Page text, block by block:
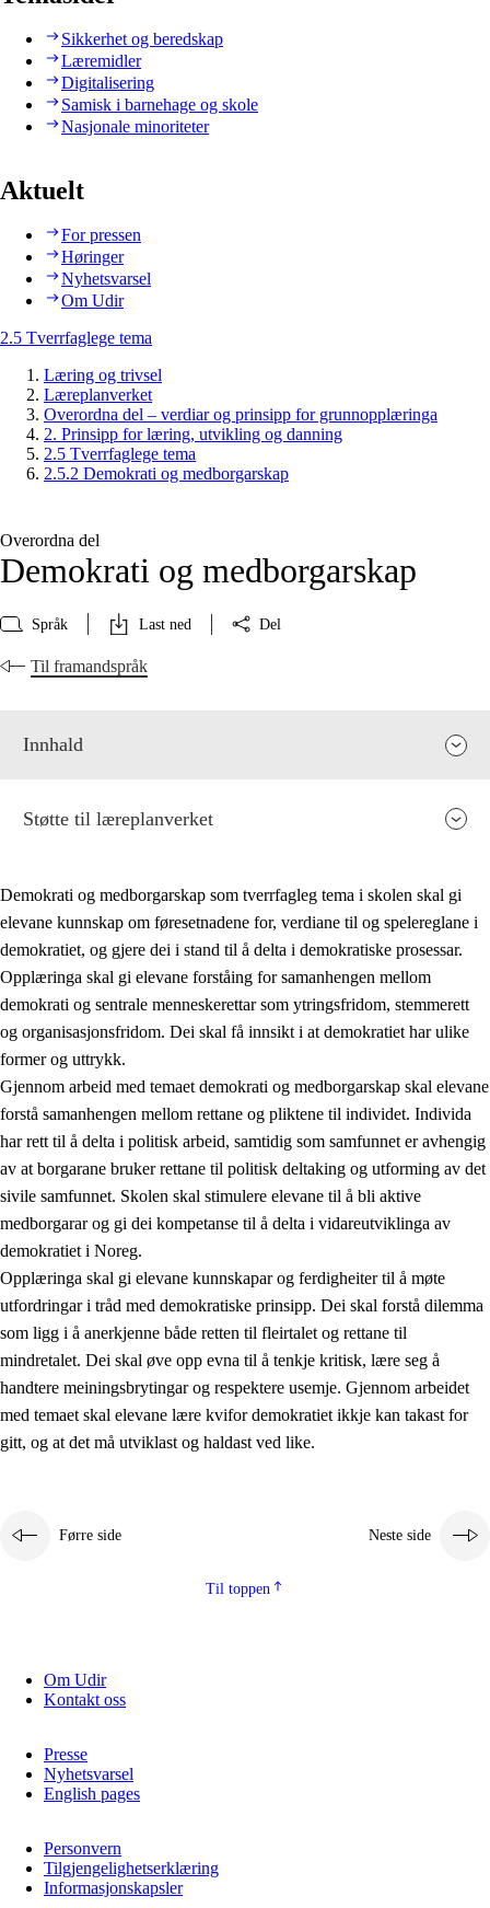
Sikkerhet og beredskap
Læremidler
Digitalisering
Samisk i barnehage og skole
Nasjonale minoriteter
Aktuelt
For pressen
Høringer
Nyhetsvarsel
Om Udir
2.5 Tverrfaglege tema
Læring og trivsel
Læreplanverket
Overordna del – verdiar og prinsipp for grunnopplæringa
2. Prinsipp for læring, utvikling og danning
2.5 Tverrfaglege tema
2.5.2 Demokrati og medborgarskap
Overordna del
Demokrati og medborgarskap
Språk Last ned Del
Til framandspråk
Innhald
2. Prinsipp for læring, utvikling og danning
2.1 Sosial læring og utvikling
2.2 Kompetanse i faga
2.3 Grunnleggjande ferdigheiter
2.4 Å lære å lære
Tverrfaglege tema
2.5 Tverrfaglege tema
2.5.1 Folkehelse og livsmeistring
2.5.2 Demokrati og medborgarskap
Støtte til læreplanverket
Demokrati og medborgarskap som tverrfagleg tema i skolen skal gi
elevane kunnskap om føresetnadene for, verdiane til og spelereglane i
demokratiet, og gjere dei i stand til å delta i demokratiske prosessar.
Opplæringa skal gi elevane forståing for samanhengen mellom
demokrati og sentrale menneskerettar som ytringsfridom, stemmerett
og organisasjonsfridom. Dei skal få innsikt i at demokratiet har ulike
former og uttrykk.
Gjennom arbeid med temaet demokrati og medborgarskap skal elevane
forstå samanhengen mellom rettane og pliktene til individet. Individa
har rett til å delta i politisk arbeid, samtidig som samfunnet er avhengig
av at borgarane bruker rettane til politisk deltaking og utforming av det
sivile samfunnet. Skolen skal stimulere elevane til å bli aktive
medborgarar og gi dei kompetanse til å delta i vidareutviklinga av
demokratiet i Noreg.
Opplæringa skal gi elevane kunnskapar og ferdigheiter til å møte
utfordringar i tråd med demokratiske prinsipp. Dei skal forstå dilemma
som ligg i å anerkjenne både retten til fleirtalet og rettane til
mindretalet. Dei skal øve opp evna til å tenkje kritisk, lære seg å
handtere meiningsbrytingar og respektere usemje. Gjennom arbeidet
med temaet skal elevane lære kvifor demokratiet ikkje kan takast for
gitt, og at det må utviklast og haldast ved like.
Førre side Neste side
Til toppen
Om Udir
Kontakt oss
Presse
Nyhetsvarsel
English pages
Personvern
Tilgjengelighetserklæring
Informasjonskapsler